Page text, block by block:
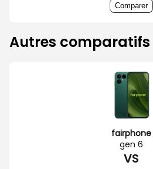
Comparer
Autres comparatifs
fairphone
gen 6
VS